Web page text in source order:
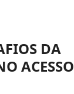
DA
ACESSO